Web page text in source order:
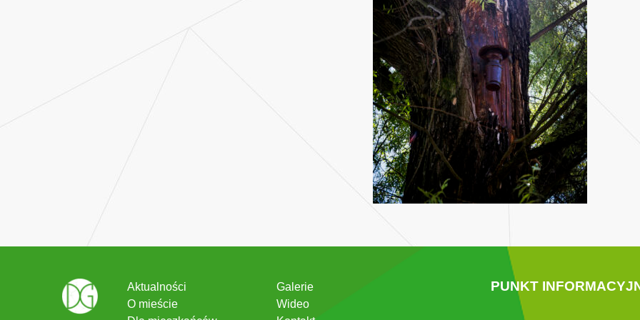
Aktualności
O mieście
Galerie
Wideo
PUNKT